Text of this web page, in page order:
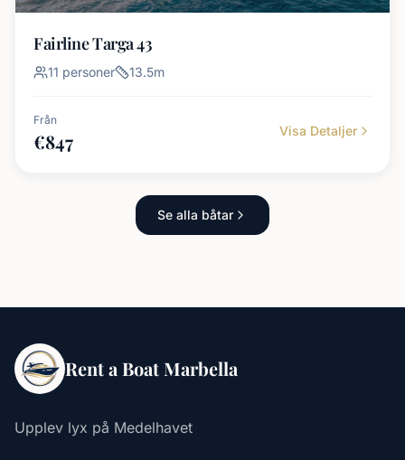
Fairline Targa 43
11 personer 13.5m
Från
€847 Visa Detaljer
Se alla båtar
Rent a Boat Marbella
Upplev lyx på Medelhavet